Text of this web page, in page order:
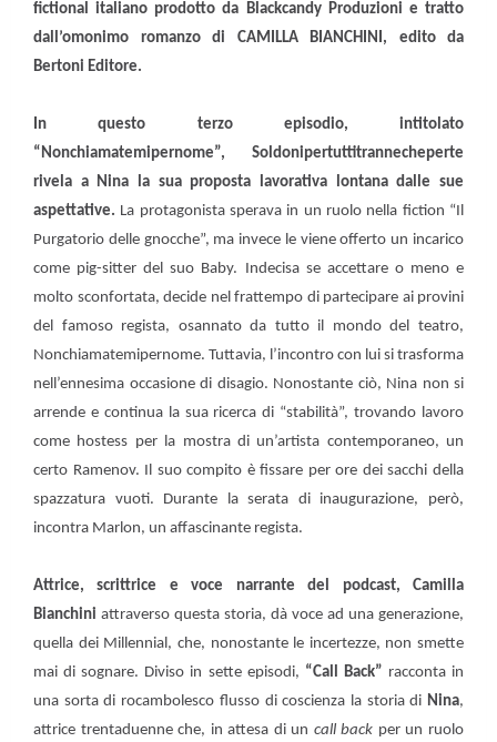
fictional italiano prodotto da Blackcandy Produzioni e tratto
dall’omonimo romanzo di CAMILLA BIANCHINI, edito da
Bertoni Editore.
In questo terzo episodio, intitolato
“Nonchiamatemipernome”, Soldonipertuttitrannecheperte
rivela a Nina la sua proposta lavorativa lontana dalle sue
aspettative. La protagonista sperava in un ruolo nella fiction “Il
Purgatorio delle gnocche”, ma invece le viene offerto un incarico
come pig-sitter del suo Baby. Indecisa se accettare o meno e
molto sconfortata, decide nel frattempo di partecipare ai provini
del famoso regista, osannato da tutto il mondo del teatro,
Nonchiamatemipernome. Tuttavia, l’incontro con lui si trasforma
nell’ennesima occasione di disagio. Nonostante ciò, Nina non si
arrende e continua la sua ricerca di “stabilità”, trovando lavoro
come hostess per la mostra di un’artista contemporaneo, un
certo Ramenov. Il suo compito è fissare per ore dei sacchi della
spazzatura vuoti. Durante la serata di inaugurazione, però,
incontra Marlon, un affascinante regista.
Attrice, scrittrice e voce narrante del podcast, Camilla
Bianchini attraverso questa storia, dà voce ad una generazione,
quella dei Millennial, che, nonostante le incertezze, non smette
mai di sognare. Diviso in sette episodi, “Call Back” racconta in
una sorta di rocambolesco flusso di coscienza la storia di Nina,
attrice trentaduenne che, in attesa di un call back per un ruolo